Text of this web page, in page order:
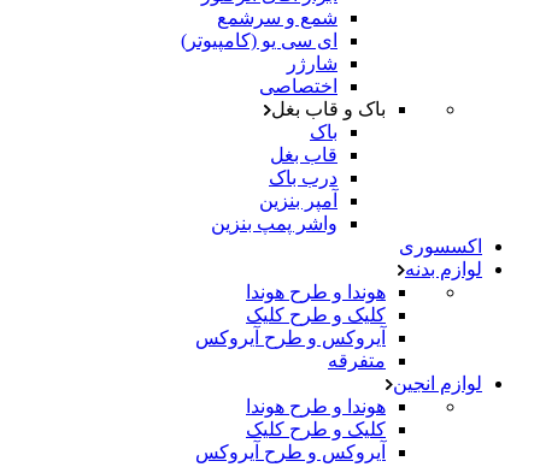
شمع و سرشمع
ای سی یو (کامپیوتر)
شارژر
اختصاصی
باک و قاب بغل
باک
قاب بغل
درب باک
آمپر بنزین
واشر پمپ بنزین
اکسسوری
لوازم بدنه
هوندا و طرح هوندا
کلیک و طرح کلیک
آیروکس و طرح آیروکس
متفرقه
لوازم انجین
هوندا و طرح هوندا
کلیک و طرح کلیک
آیروکس و طرح آیروکس